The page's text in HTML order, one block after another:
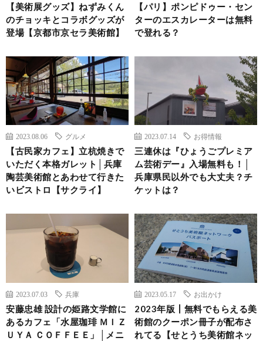
【美術展グッズ】ねずみくん
のチョッキとコラボグッズが
登場【京都市京セラ美術館】
【パリ】ポンピドゥー・セン
ターのエスカレーターは無料
で登れる？
2023.08.06 グルメ
【古民家カフェ】立杭焼きで
いただく本格ガレット│兵庫
陶芸美術館とあわせて行きた
いビストロ【サクライ】
2023.07.14 お得情報
三連休は『ひょうごプレミア
ム芸術デー』入場無料も！│
兵庫県民以外でも大丈夫？チ
ケットは？
2023.07.03 兵庫
安藤忠雄 設計の姫路文学館に
あるカフェ「水屋珈琲 ＭＩＺ
ＵＹＡ ＣＯＦＦＥＥ」│メニ
2023.05.17 お出かけ
2023年版┃無料でもらえる美
術館のクーポン冊子が配布さ
れてる【せとうち美術館ネッ